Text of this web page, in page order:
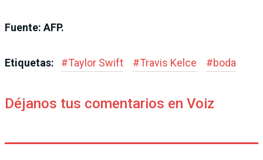
Fuente: AFP.
Etiquetas: #Taylor Swift #Travis Kelce #boda
Déjanos tus comentarios en Voiz